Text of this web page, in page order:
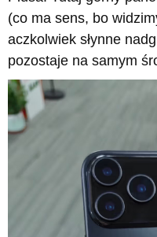
(co ma sens, bo
aczkolwiek słynne
pozostaje na samym